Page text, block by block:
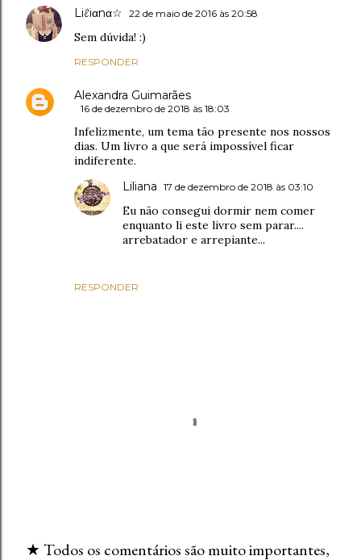
Liℓiαnα☆ 22 de maio de 2016 às 20:58
Sem dúvida! :)
RESPONDER
Alexandra Guimarães
16 de dezembro de 2018 às 18:03
Infelizmente, um tema tão presente nos nossos
dias. Um livro a que será impossível ficar
indiferente.
RESPONDER
Liliana 17 de dezembro de 2018 às 03:10
Eu não consegui dormir nem comer
enquanto li este livro sem parar....
arrebatador e arrepiante...
★ Todos os comentários são muito importantes,